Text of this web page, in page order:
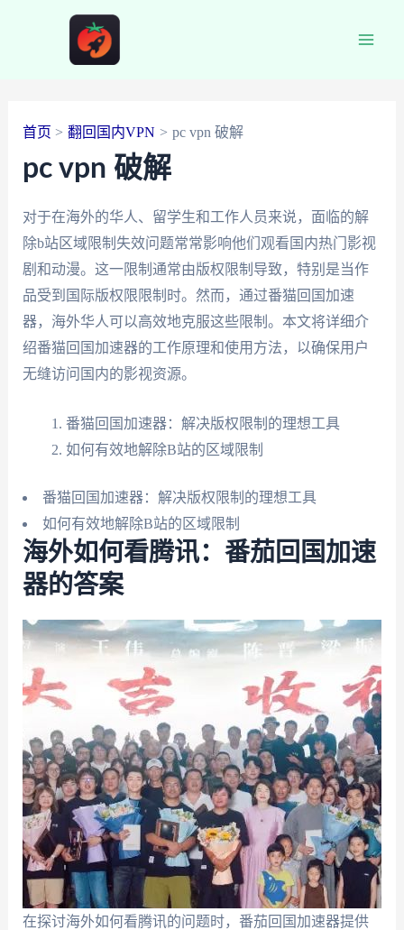
首页 翻回国内VPN pc vpn 破解
pc vpn 破解
对于在海外的华人、留学生和工作人员来说，面临的解
除b站区域限制失效问题常常影响他们观看国内热门影视
剧和动漫。这一限制通常由版权限制导致，特别是当作
品受到国际版权限限制时。然而，通过番猫回国加速
器，海外华人可以高效地克服这些限制。本文将详细介
绍番猫回国加速器的工作原理和使用方法，以确保用户
无缝访问国内的影视资源。
番猫回国加速器：解决版权限制的理想工具
如何有效地解除B站的区域限制
番猫回国加速器：解决版权限制的理想工具
如何有效地解除B站的区域限制
海外如何看腾讯：番茄回国加速
器的答案
在探讨海外如何看腾讯的问题时，番茄回国加速器提供